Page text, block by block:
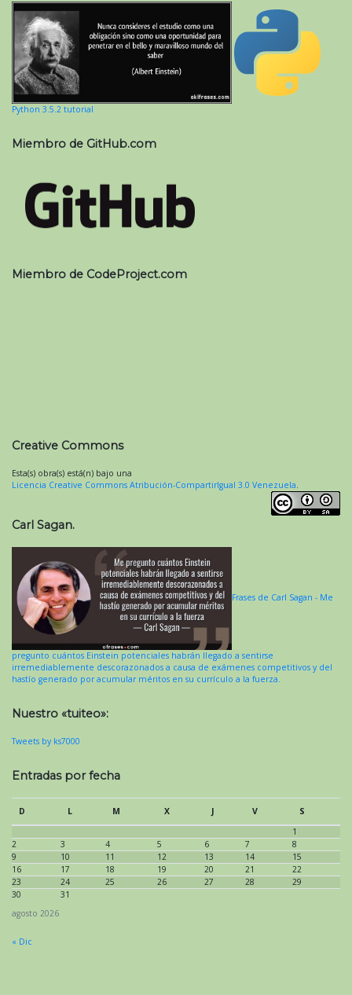
Python 3.5.2 tutorial
Miembro de GitHub.com
Miembro de CodeProject.com
Creative Commons
Esta(s) obra(s) está(n) bajo una
Licencia Creative Commons Atribución-CompartirIgual 3.0 Venezuela
Carl Sagan.
Frases de Carl Sagan - Me
pregunto cuántos Einstein potenciales habrán llegado a sentirse
irremediablemente descorazonados a causa de exámenes competitivos y del
hastío generado por acumular méritos en su currículo a la fuerza.
Nuestro «tuiteo»:
Tweets by ks7000
Entradas por fecha
agosto 2026
D L M X J V
S
1
2
3 4 5 6 7
8
9
10 11 12 13 14
15
16
17 18 19 20 21
22
23
24 25 26 27 28
29
30
31
« Dic